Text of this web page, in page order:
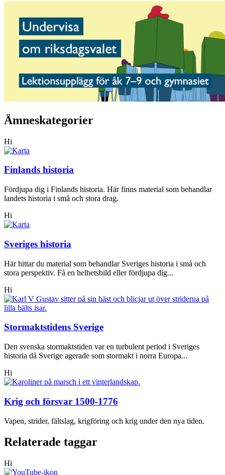
Ämneskategorier
Hi
Finlands historia
Fördjupa dig i Finlands historia. Här finns material som behandlar
landets historia i små och stora drag.
Hi
Sveriges historia
Här hittar du material som behandlar Sveriges historia i små och
stora perspektiv. Få en helhetsbild eller fördjupa dig...
Hi
Stormaktstidens Sverige
Den svenska stormaktstiden var en turbulent period i Sveriges
historia då Sverige agerade som stormakt i norra Europa...
Hi
Krig och försvar 1500-1776
Vapen, strider, fältslag, krigföring och krig under den nya tiden.
Relaterade taggar
Hi